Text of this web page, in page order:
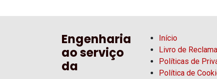
Engenharia
ao serviço
da
Início
Livro de
Políticas de
Política de